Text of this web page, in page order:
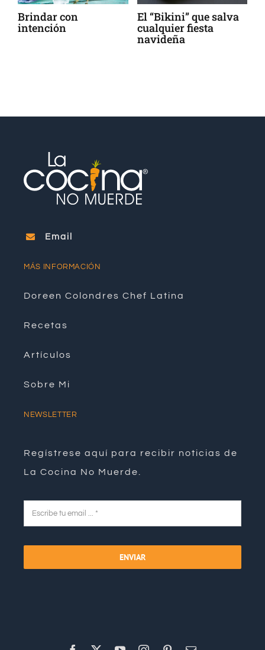
con El “Bikini” que salva
cualquier fiesta
navideña
Email
MÁS INFORMACIÓN
Doreen Colondres Chef Latina
Recetas
Artículos
Sobre Mi
NEWSLETTER
Regístrese aquí para recibir noticias de
La Cocina No Muerde.
ENVIAR